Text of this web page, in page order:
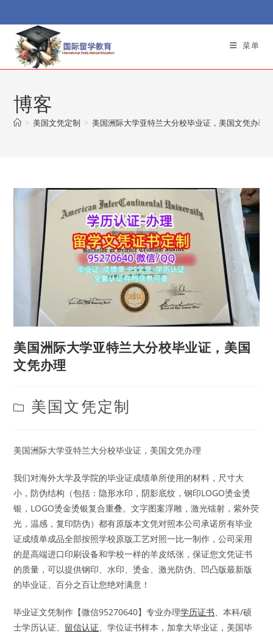
to
content
菜单
博客
> 美国文凭定制 > 美国洲际大学亚特兰大分校毕业证，美国文凭办理
美国洲际大学亚特兰大分校毕业证，美国
文凭办理
Post
category:
美国文凭定制
美国洲际大学亚特兰大分校毕业证，美国文凭办理
我们对海外大学及学院的毕业证成绩单所使用的材料，尺寸大
小，防伪结构（包括：隐形水印，阴影底纹，钢印LOGO烫金烫
银，LOGO烫金烫银复合重叠。文字图案浮雕，激光镭射，紫外荧
光，温感，复印防伪）都有原版本文凭对照本公司承诺所有毕业
证成绩单成品全部按照学校原版工艺对照一比一制作，公司采用
的是高端进口印刷设备和学校一样的羊皮纸张，保证您文凭证书
的质量，可以提供钢印、水印、烫金、激光防伪、凹凸版最新版
的毕业证、百分之百让您绝对满意！
毕业证文凭制作【微信95270640】专业办理学历证书 、本科/硕
士学历认证、 留信认证 、学位证书样本，加拿大毕业证，美国毕